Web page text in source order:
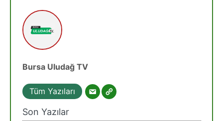
Bursa Uludağ TV
Tüm Yazıları
Son Yazılar